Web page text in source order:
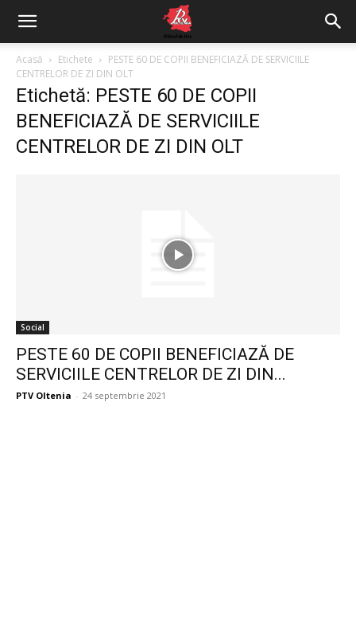
Acasă Etichete
PESTE 60 DE COPII BENEFICIAZĂ DE SERVICIILE
CENTRELOR DE ZI DIN OLT
Etichetă: PESTE 60 DE COPII
BENEFICIAZĂ DE SERVICIILE
CENTRELOR DE ZI DIN OLT
Social
PESTE 60 DE COPII BENEFICIAZĂ DE
SERVICIILE CENTRELOR DE ZI DIN...
PTV Oltenia - 24 septembrie 2021